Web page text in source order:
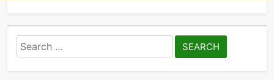
Search
for: